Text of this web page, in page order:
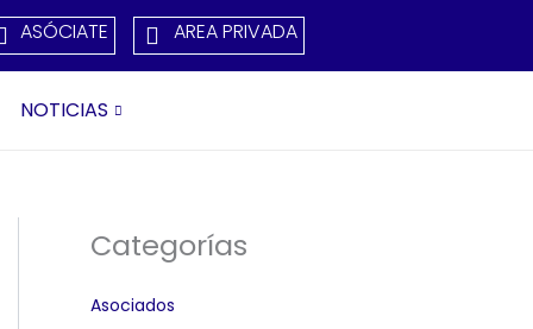
ASÓCIATE AREA PRIVADA
NOTICIAS
Categorías
Asociados